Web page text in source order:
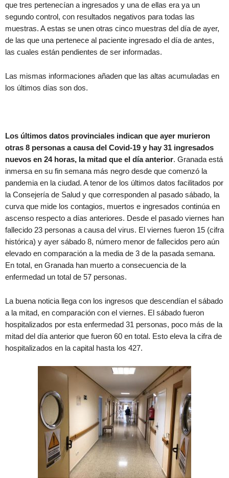
que tres pertenecían a ingresados y una de ellas era ya un
segundo control, con resultados negativos para todas las
muestras. A estas se unen otras cinco muestras del día de ayer,
de las que una pertenece al paciente ingresado el día de antes,
las cuales están pendientes de ser informadas.
Las mismas informaciones añaden que las altas acumuladas en
los últimos días son dos.
Los últimos datos provinciales indican que ayer murieron
otras 8 personas a causa del Covid-19 y hay 31 ingresados
nuevos en 24 horas, la mitad que el día anterior. Granada está
inmersa en su fin semana más negro desde que comenzó la
pandemia en la ciudad. A tenor de los últimos datos facilitados por
la Consejería de Salud y que corresponden al pasado sábado, la
curva que mide los contagios, muertos e ingresados continúa en
ascenso respecto a días anteriores. Desde el pasado viernes han
fallecido 23 personas a causa del virus. El viernes fueron 15 (cifra
histórica) y ayer sábado 8, número menor de fallecidos pero aún
elevado en comparación a la media de 3 de la pasada semana.
En total, en Granada han muerto a consecuencia de la
enfermedad un total de 57 personas.
La buena noticia llega con los ingresos que descendían el sábado
a la mitad, en comparación con el viernes. El sábado fueron
hospitalizados por esta enfermedad 31 personas, poco más de la
mitad del día anterior que fueron 60 en total. Esto eleva la cifra de
hospitalizados en la capital hasta los 427.